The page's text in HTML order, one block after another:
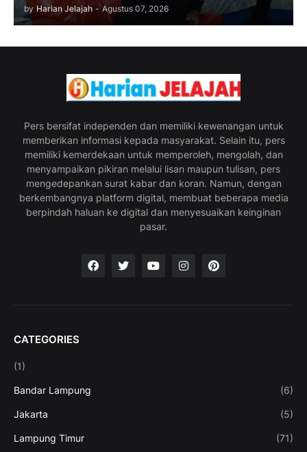
by Harian Jelajah - Agustus 07, 2026
Pers bersifat independen dan memiliki kewenangan untuk
memberikan informasi kepada masyarakat. Selain itu, pers
memiliki kemerdekaan untuk memperoleh, mengolah, dan
menyampaikan pikiran melalui lisan maupun tulisan, pers
mengedepankan surat kabar dan koran. Namun, dengan
berkembangnya platform digital, membuat beberapa media
berpindah haluan ke digital dan menyesuaikan keinginan
pasar.
CATEGORIES
(1)
Bandar Lampung (6)
Jakarta (5)
Lampung Timur (71)